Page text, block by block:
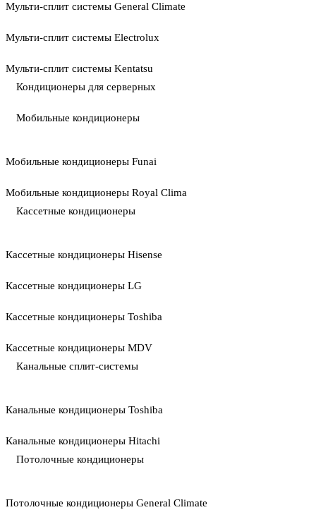
Мульти-сплит системы General Climate
Мульти-сплит системы Electrolux
Мульти-сплит системы Kentatsu
Кондиционеры для серверных
Мобильные кондиционеры
Мобильные кондиционеры Funai
Мобильные кондиционеры Royal Clima
Кассетные кондиционеры
Кассетные кондиционеры Hisense
Кассетные кондиционеры LG
Кассетные кондиционеры Toshiba
Кассетные кондиционеры MDV
Канальные сплит-системы
Канальные кондиционеры Toshiba
Канальные кондиционеры Hitachi
Потолочные кондиционеры
Потолочные кондиционеры General Climate